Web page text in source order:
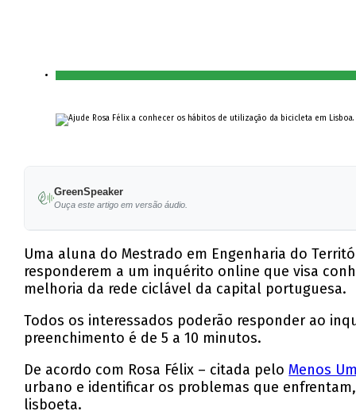
GreenSpeaker
Ouça este artigo em versão áudio.
Uma aluna do Mestrado em Engenharia do
responderem a um inquérito online que visa
melhoria da rede ciclável da capital portuguesa.
Todos os interessados poderão responder ao
preenchimento é de 5 a 10 minutos.
De acordo com Rosa Félix – citada peloMenos
urbano e identificar os problemas que
lisboeta.